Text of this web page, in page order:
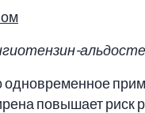
повышает риск